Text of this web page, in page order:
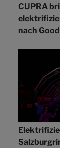
CUPRA
nach